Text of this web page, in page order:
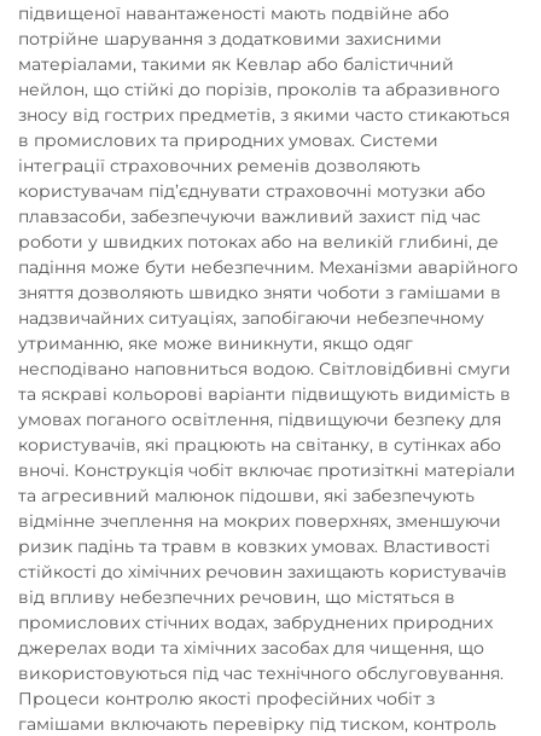
підвищеної навантаженості мають подвійне або
потрійне шарування з додатковими захисними
матеріалами, такими як Кевлар або балістичний
нейлон, що стійкі до порізів, проколів та абразивного
зносу від гострих предметів, з якими часто стикаються
в промислових та природних умовах. Системи
інтеграції страховочних ременів дозволяють
користувачам під’єднувати страховочні мотузки або
плавзасоби, забезпечуючи важливий захист під час
роботи у швидких потоках або на великій глибині, де
падіння може бути небезпечним. Механізми аварійного
зняття дозволяють швидко зняти чоботи з гамішами в
надзвичайних ситуаціях, запобігаючи небезпечному
утриманню, яке може виникнути, якщо одяг
несподівано наповниться водою. Світловідбивні смуги
та яскраві кольорові варіанти підвищують видимість в
умовах поганого освітлення, підвищуючи безпеку для
користувачів, які працюють на світанку, в сутінках або
вночі. Конструкція чобіт включає протизіткні матеріали
та агресивний малюнок підошви, які забезпечують
відмінне зчеплення на мокрих поверхнях, зменшуючи
ризик падінь та травм в ковзких умовах. Властивості
стійкості до хімічних речовин захищають користувачів
від впливу небезпечних речовин, що містяться в
промислових стічних водах, забруднених природних
джерелах води та хімічних засобах для чищення, що
використовуються під час технічного обслуговування.
Процеси контролю якості професійних чобіт з
гамішами включають перевірку під тиском, контроль